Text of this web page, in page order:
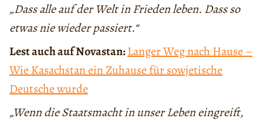
„Dass alle auf der Welt in Frieden leben. Dass so
etwas nie wieder passiert.“
Lest auch auf Novastan:Langer Weg nach Hause –
Wie Kasachstan ein Zuhause für sowjetische
Deutsche wurde
„Wenn die Staatsmacht in unser Leben eingreift,